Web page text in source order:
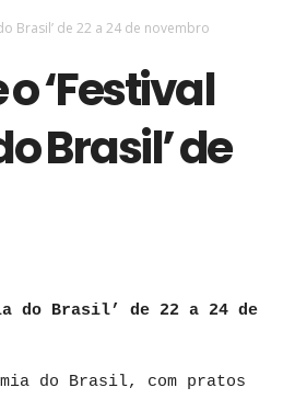
Brasil’ de 22 a 24 de novembro
‘Festival
Brasil’ de
do Brasil’ de 22 a 24 de
do Brasil, com pratos